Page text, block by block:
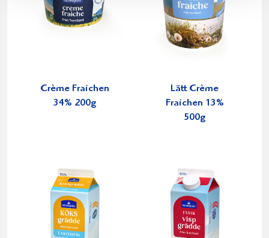
Crème Fraichen
34% 200g
Lätt Crème
Fraichen 13%
500g